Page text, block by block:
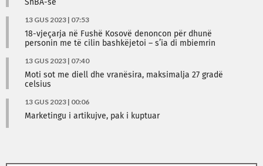
ShBA-së
13 GUS 2023 | 07:53
18-vjeçarja në Fushë Kosovë denoncon për dhunë
personin me të cilin bashkëjetoi – s’ia di mbiemrin
13 GUS 2023 | 07:40
Moti sot me diell dhe vranësira, maksimalja 27 gradë
celsius
13 GUS 2023 | 00:06
Marketingu i artikujve, pak i kuptuar